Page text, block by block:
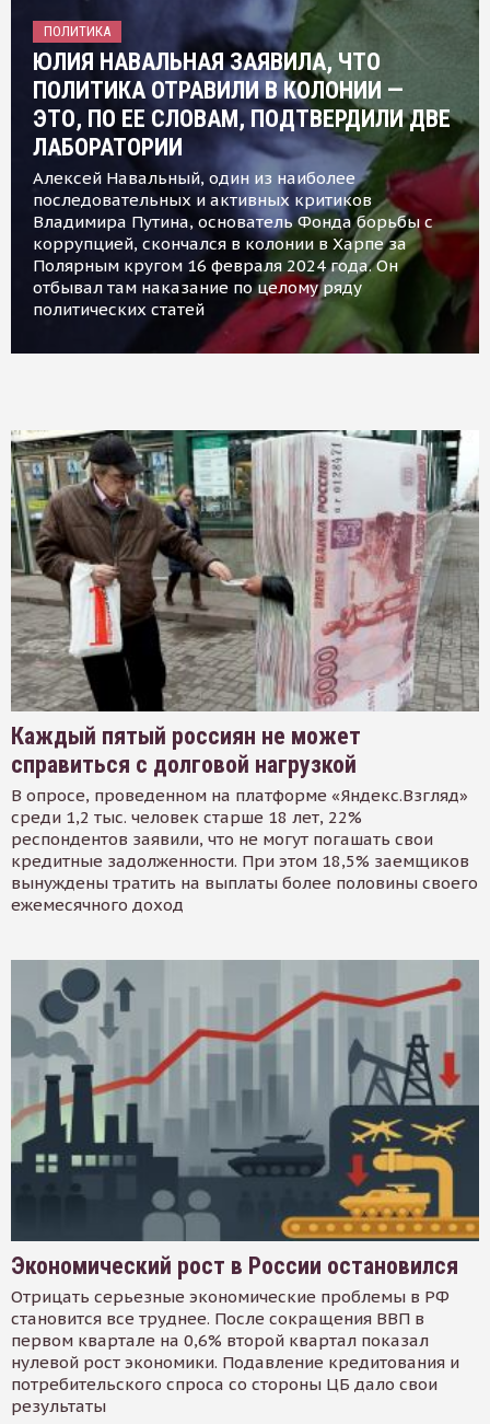
ПОЛИТИКА
ЮЛИЯ НАВАЛЬНАЯ ЗАЯВИЛА, ЧТО
ПОЛИТИКА ОТРАВИЛИ В КОЛОНИИ —
ЭТО, ПО ЕЕ СЛОВАМ, ПОДТВЕРДИЛИ ДВЕ
ЛАБОРАТОРИИ
Алексей Навальный, один из наиболее
последовательных и активных критиков
Владимира Путина, основатель Фонда борьбы с
коррупцией, скончался в колонии в Харпе за
Полярным кругом 16 февраля 2024 года. Он
отбывал там наказание по целому ряду
политических статей
Каждый пятый россиян не может
справиться с долговой нагрузкой
В опросе, проведенном на платформе «Яндекс.Взгляд»
среди 1,2 тыс. человек старше 18 лет, 22%
респондентов заявили, что не могут погашать свои
кредитные задолженности. При этом 18,5% заемщиков
вынуждены тратить на выплаты более половины своего
ежемесячного доход
Экономический рост в России остановился
Отрицать серьезные экономические проблемы в РФ
становится все труднее. После сокращения ВВП в
первом квартале на 0,6% второй квартал показал
нулевой рост экономики. Подавление кредитования и
потребительского спроса со стороны ЦБ дало свои
результаты